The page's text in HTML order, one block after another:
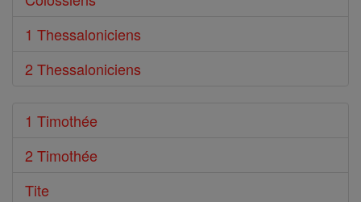
1 Thessaloniciens
2 Thessaloniciens
1 Timothée
2 Timothée
Tite